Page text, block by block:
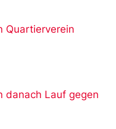
Quartierverein
danach Lauf gegen